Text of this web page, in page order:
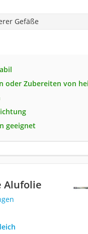
Gefäße
oder Zubereiten von
geeignet
Alufolie